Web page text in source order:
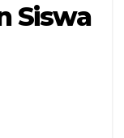
Siswa